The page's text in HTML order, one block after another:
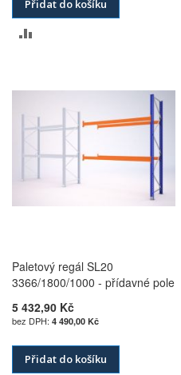
Přidat do košíku
POROVNÁNÍ
Paletový regál SL20
3366/1800/1000 - přídavné pole
5 432,90 Kč
4 490,00 Kč
Přidat do košíku